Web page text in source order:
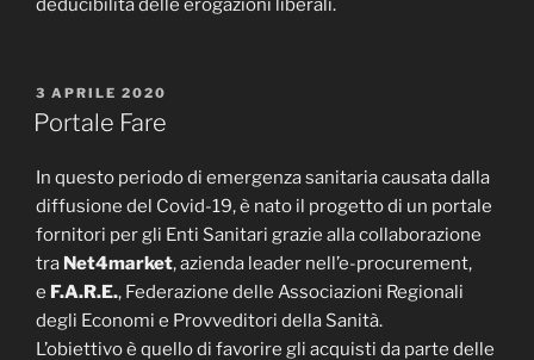
deducibilità delle erogazioni liberali.
PUBBLICATO
IL
3 APRILE 2020
Portale Fare
In questo periodo di emergenza sanitaria causata dalla
diffusione del Covid-19, è nato il progetto di un portale
fornitori per gli Enti Sanitari grazie alla collaborazione
tra Net4market, azienda leader nell’e-procurement,
e F.A.R.E., Federazione delle Associazioni Regionali
degli Economi e Provveditori della Sanità.
L’obiettivo è quello di favorire gli acquisti da parte delle